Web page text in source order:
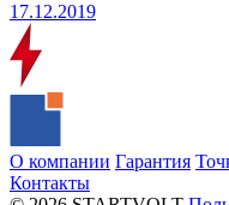
17.12.2019
О компании Гарантия
Контакты